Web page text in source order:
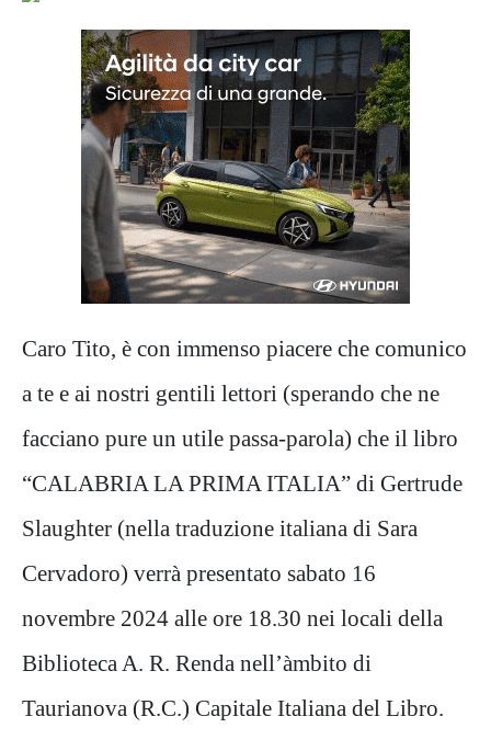
Caro Tito, è con immenso piacere che comunico
a te e ai nostri gentili lettori (sperando che ne
facciano pure un utile passa-parola) che il libro
“CALABRIA LA PRIMA ITALIA” di Gertrude
Slaughter (nella traduzione italiana di Sara
Cervadoro) verrà presentato sabato 16
novembre 2024 alle ore 18.30 nei locali della
Biblioteca A. R. Renda nell’àmbito di
Taurianova (R.C.) Capitale Italiana del Libro.